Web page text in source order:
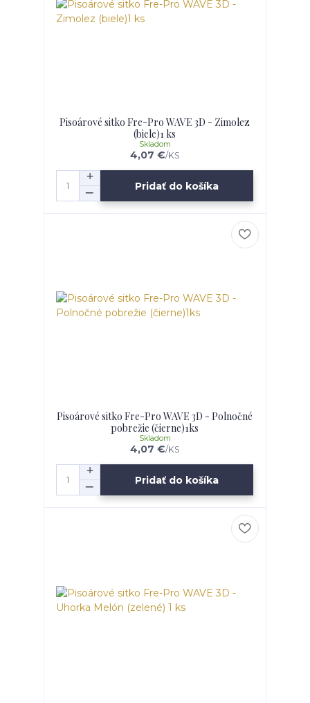
Pisoárové sitko Fre-Pro WAVE 3D - Zimolez
(biele)1 ks
4,07 €/KS
Skladom
Pridať do košíka
Pisoárové sitko Fre-Pro WAVE 3D - Polnočné
pobrežie (čierne)1ks
4,07 €/KS
Skladom
Pridať do košíka